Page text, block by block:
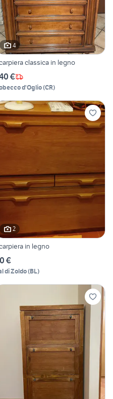
4
classica in legno
€
d'Oglio(CR)
2
in legno
€
di Zoldo(BL)